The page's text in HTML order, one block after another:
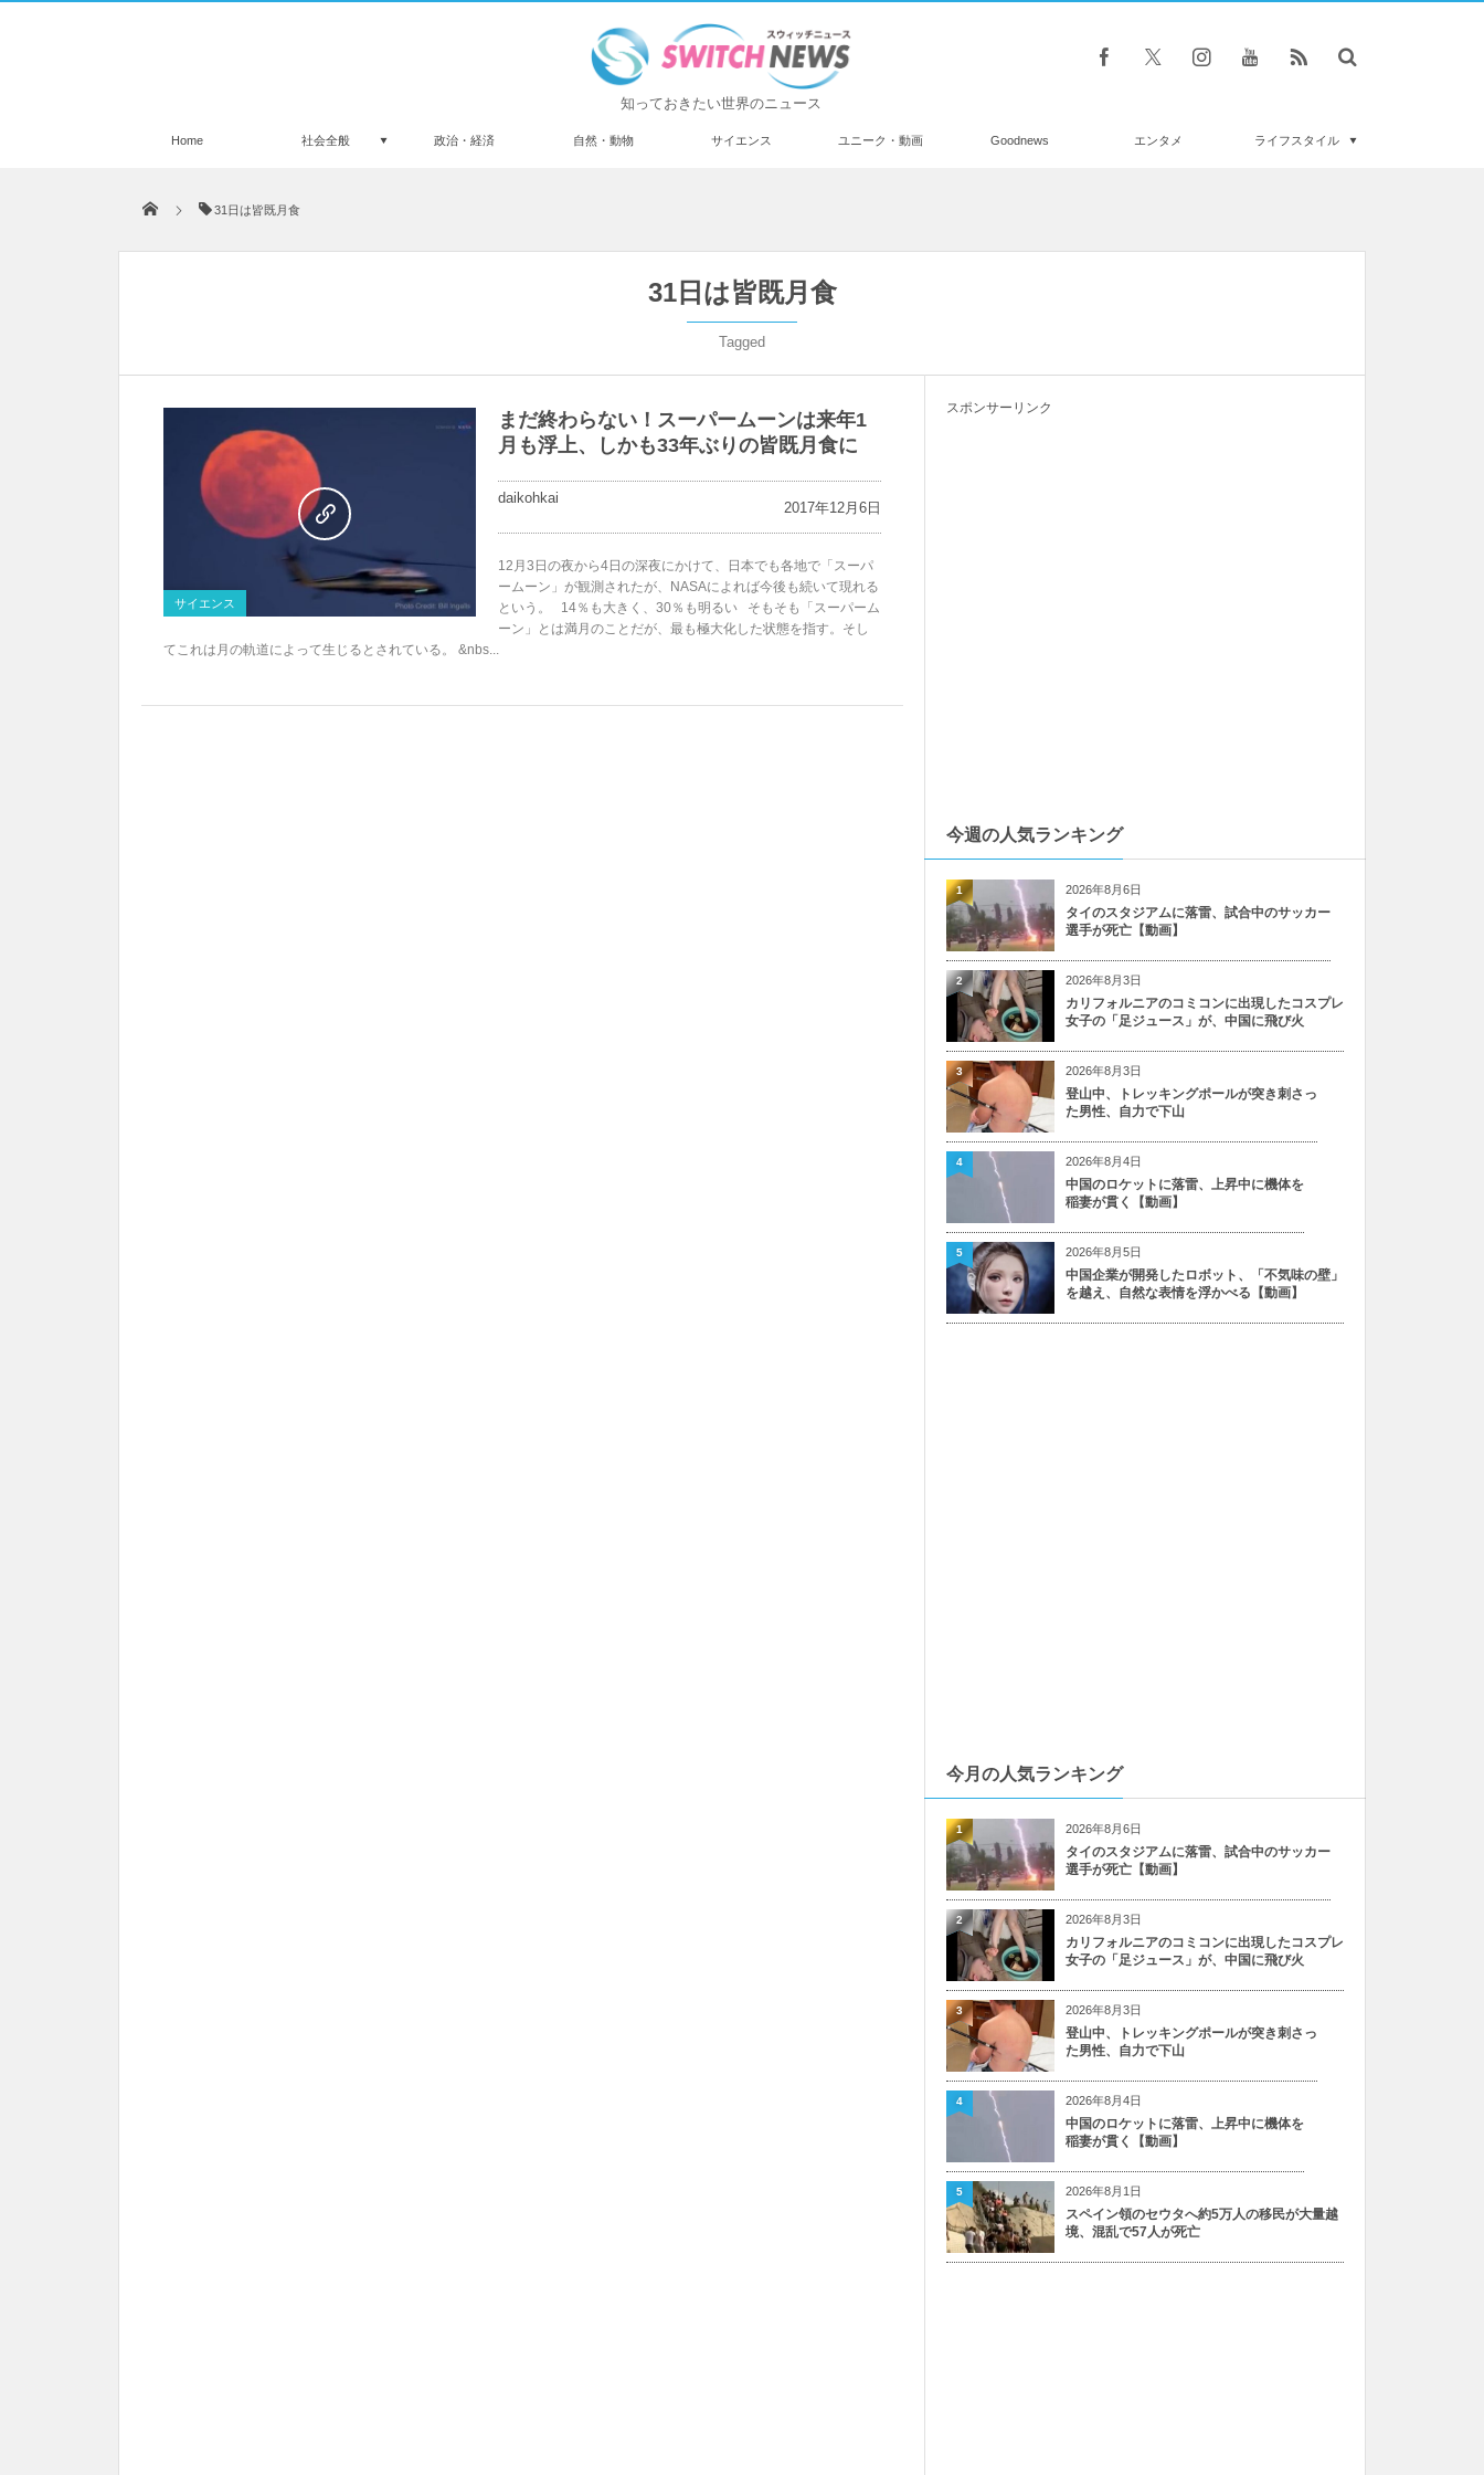
知っておきたい世界のニュース
Home 社会全般 政治・経済 自然・動物 サイエンス ユニーク・動画 Goodnews エンタメ ライフスタイル
31日は皆既月食
31日は皆既月食
Tagged
サイエンス
まだ終わらない！スーパームーンは来年1
月も浮上、しかも33年ぶりの皆既月食に
daikohkai
2017年12月6日
12月3日の夜から4日の深夜にかけて、日本でも各地で「スーパ
ームーン」が観測されたが、NASAによれば今後も続いて現れる
という。 14％も大きく、30％も明るい そもそも「スーパーム
ーン」とは満月のことだが、最も極大化した状態を指す。そし
てこれは月の軌道によって生じるとされている。 &nbs...
スポンサーリンク
今週の人気ランキング
2026年8月6日
タイのスタジアムに落雷、試合中のサッカー
選手が死亡【動画】
1
2026年8月3日
カリフォルニアのコミコンに出現したコスプレ
女子の「足ジュース」が、中国に飛び火
2
2026年8月3日
登山中、トレッキングポールが突き刺さっ
た男性、自力で下山
3
2026年8月4日
中国のロケットに落雷、上昇中に機体を
稲妻が貫く【動画】
4
2026年8月5日
中国企業が開発したロボット、「不気味の壁」
を越え、自然な表情を浮かべる【動画】
5
今月の人気ランキング
2026年8月6日
タイのスタジアムに落雷、試合中のサッカー
選手が死亡【動画】
1
2026年8月3日
カリフォルニアのコミコンに出現したコスプレ
女子の「足ジュース」が、中国に飛び火
2
2026年8月3日
登山中、トレッキングポールが突き刺さっ
た男性、自力で下山
3
2026年8月4日
中国のロケットに落雷、上昇中に機体を
稲妻が貫く【動画】
4
2026年8月1日
スペイン領のセウタへ約5万人の移民が大量越
境、混乱で57人が死亡
5